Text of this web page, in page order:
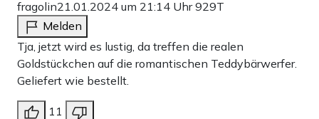
fragolin21.01.2024 um 21:14 Uhr929T
Melden
Tja, jetzt wird es lustig, da treffen die realen
Goldstückchen auf die romantischen Teddybärwerfer.
Geliefert wie bestellt.
11